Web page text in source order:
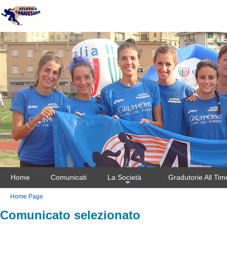
Home
Comunicati
+
La Società Gradutorie All
Home Page
Comunicato selezionato